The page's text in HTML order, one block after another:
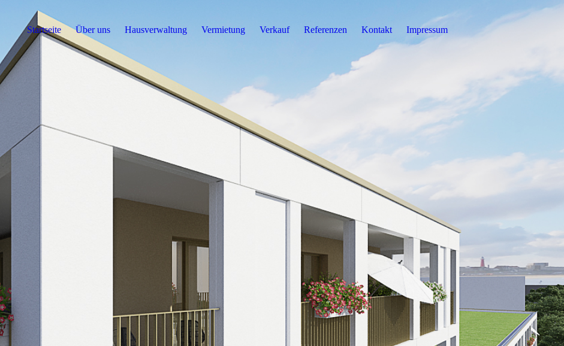
Startseite Über uns Hausverwaltung Vermietung Verkauf Referenzen Kontakt Impressum